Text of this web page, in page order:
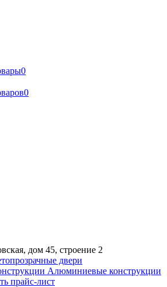
0
0
дом 45, строение 2
двери
Алюминиевые конструкции
прайс-лист